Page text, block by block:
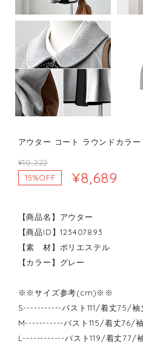
アウター コート ラウンドカラ
¥10,222
15%OFF
¥8,689
【商品名】アウター
【商品ID】123407893
【素 材】ポリエステル
【カラー】グレー
※※サイズ参考(cm)※※
S-----------バスト111/着丈75/袖
M-----------バスト115/着丈76/
L------------バスト119/着丈77/